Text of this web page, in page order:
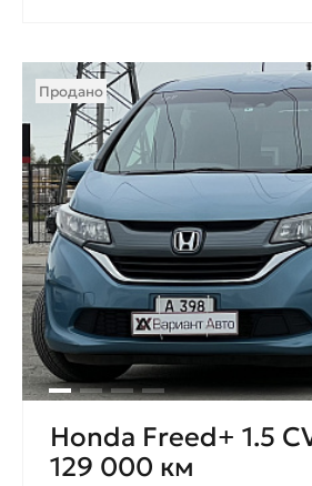
Продано
Honda Freed+ 1.5
129 000 км